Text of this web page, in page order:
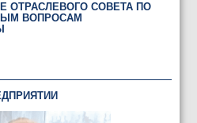
ОТРАСЛЕВОГО СОВЕТА ПО
ВОПРОСАМ